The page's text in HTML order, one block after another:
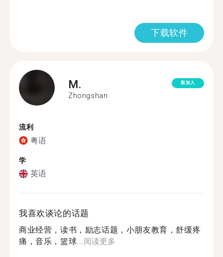
下载软件
M.
Zhongshan
新加入
流利
粤语
学
英语
我喜欢谈论的话题
商业经营，读书，励志话题，小朋友教育，舒缓疼
痛，音乐，篮球...阅读更多